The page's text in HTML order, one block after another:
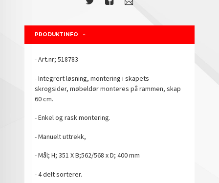
PRODUKTINFO
- Art.nr; 518783
- Integrert løsning, montering i skapets
skrogsider, møbeldør monteres på rammen, skap
60 cm.
- Enkel og rask montering.
- Manuelt uttrekk,
- Mål; H; 351 X B;562/568 x D; 400 mm
- 4 delt sorterer.